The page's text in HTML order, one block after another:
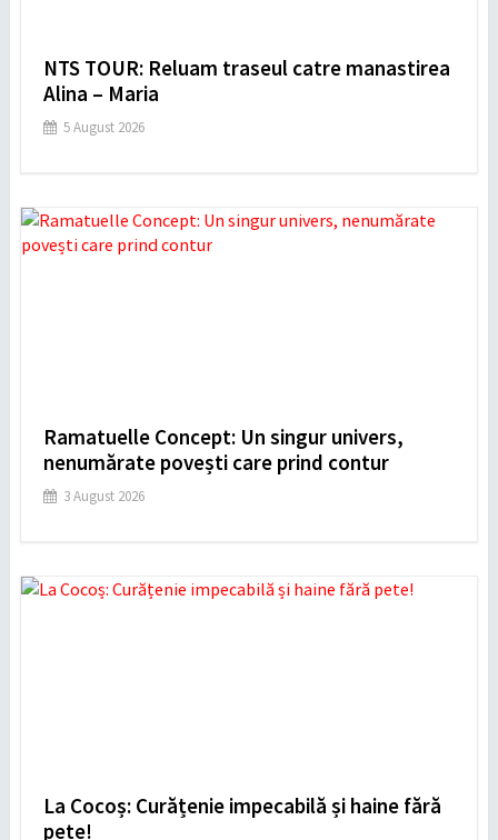
NTS TOUR: Reluam traseul catre manastirea
Alina – Maria
5 August 2026
Ramatuelle Concept: Un singur univers,
nenumărate povești care prind contur
3 August 2026
La Cocoș: Curățenie impecabilă și haine fără
pete!